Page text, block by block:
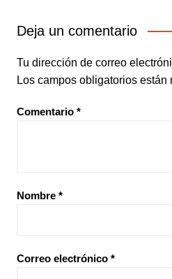
Deja un comentario
Tu dirección de correo
Los campos obligatorios están
Comentario *
Nombre *
Correo electrónico *